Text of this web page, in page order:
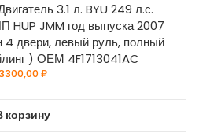
3.1 л. BYU 249 л.с.
JMM год выпуска 2007
4 двери, левый руль, полный
) ОЕМ 4F1713041AC
₽
корзину